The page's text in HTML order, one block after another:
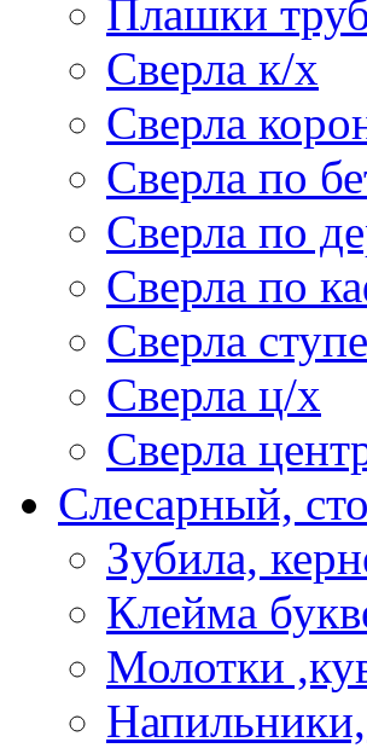
Плашки
Сверла к/х
Сверла
Сверла по
Сверла по
Сверла по
Сверла
Сверла ц/х
Сверла
Слесарный,
Зубила,
Клейма
Молотки